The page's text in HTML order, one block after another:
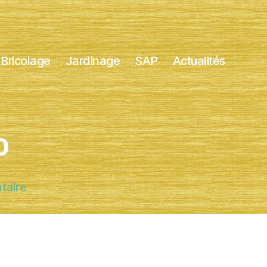
Bricolage Jardinage SAP Actualités
sur
lawnmower-